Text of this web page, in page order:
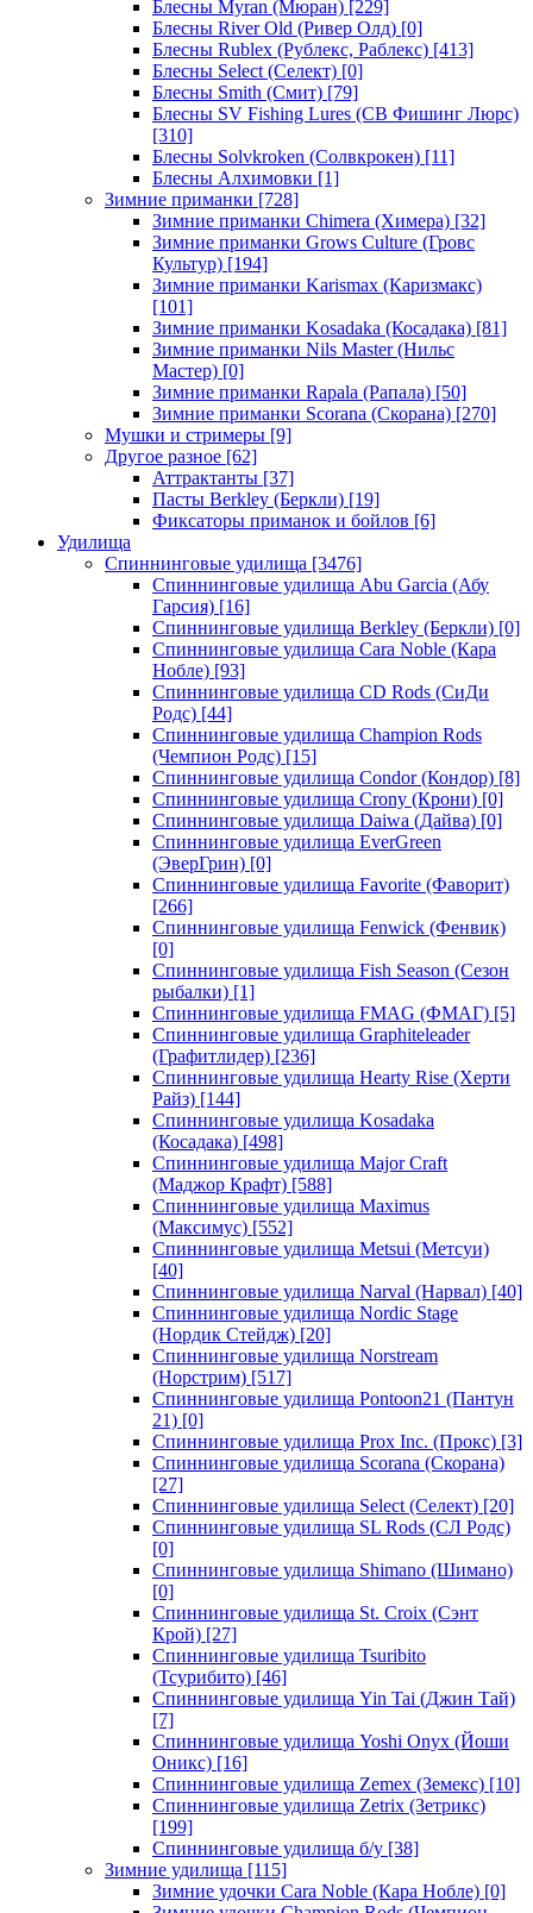
Блесны Myran (Мюран) [229]
Блесны River Old (Ривер Олд) [0]
Блесны Rublex (Рублекс, Раблекс) [413]
Блесны Select (Селект) [0]
Блесны Smith (Смит) [79]
Блесны SV Fishing Lures (СВ Фишинг Люрс)
[310]
Блесны Solvkroken (Солвкрокен) [11]
Блесны Алхимовки [1]
Зимние приманки [728]
Зимние приманки Chimera (Химера) [32]
Зимние приманки Grows Culture (Гровс
Культур) [194]
Зимние приманки Karismax (Каризмакс)
[101]
Зимние приманки Kosadaka (Косадака) [81]
Зимние приманки Nils Master (Нильс
Мастер) [0]
Зимние приманки Rapala (Рапала) [50]
Зимние приманки Scorana (Скорана) [270]
Мушки и стримеры [9]
Другое разное [62]
Аттрактанты [37]
Пасты Berkley (Беркли) [19]
Фиксаторы приманок и бойлов [6]
Удилища
Спиннинговые удилища [3476]
Спиннинговые удилища Abu Garcia (Абу
Гарсия) [16]
Спиннинговые удилища Berkley (Беркли) [0]
Спиннинговые удилища Cara Noble (Кара
Нобле) [93]
Спиннинговые удилища CD Rods (СиДи
Родс) [44]
Спиннинговые удилища Champion Rods
(Чемпион Родс) [15]
Спиннинговые удилища Condor (Кондор) [8]
Спиннинговые удилища Crony (Крони) [0]
Спиннинговые удилища Daiwa (Дайва) [0]
Спиннинговые удилища EverGreen
(ЭверГрин) [0]
Спиннинговые удилища Favorite (Фаворит)
[266]
Спиннинговые удилища Fenwick (Фенвик)
[0]
Спиннинговые удилища Fish Season (Сезон
рыбалки) [1]
Спиннинговые удилища FMAG (ФМАГ) [5]
Спиннинговые удилища Graphiteleader
(Графитлидер) [236]
Спиннинговые удилища Hearty Rise (Херти
Райз) [144]
Спиннинговые удилища Kosadaka
(Косадака) [498]
Спиннинговые удилища Major Craft
(Маджор Крафт) [588]
Спиннинговые удилища Maximus
(Максимус) [552]
Спиннинговые удилища Metsui (Метсуи)
[40]
Спиннинговые удилища Narval (Нарвал) [40]
Спиннинговые удилища Nordic Stage
(Нордик Стейдж) [20]
Спиннинговые удилища Norstream
(Норстрим) [517]
Спиннинговые удилища Pontoon21 (Пантун
21) [0]
Спиннинговые удилища Prox Inc. (Прокс) [3]
Спиннинговые удилища Scorana (Скорана)
[27]
Спиннинговые удилища Select (Селект) [20]
Спиннинговые удилища SL Rods (СЛ Родс)
[0]
Спиннинговые удилища Shimano (Шимано)
[0]
Спиннинговые удилища St. Croix (Сэнт
Крой) [27]
Спиннинговые удилища Tsuribito
(Тсурибито) [46]
Спиннинговые удилища Yin Tai (Джин Тай)
[7]
Спиннинговые удилища Yoshi Onyx (Йоши
Оникс) [16]
Спиннинговые удилища Zemex (Земекс) [10]
Спиннинговые удилища Zetrix (Зетрикс)
[199]
Спиннинговые удилища б/у [38]
Зимние удилища [115]
Зимние удочки Cara Noble (Кара Нобле) [0]